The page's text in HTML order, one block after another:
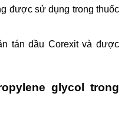
được sử dụng trong thuốc
tán dầu Corexit và được
glycol trong